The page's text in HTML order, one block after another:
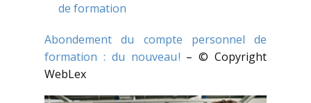
de formation
Abondement du compte personnel de
formation : du nouveau ! – © Copyright
WebLex